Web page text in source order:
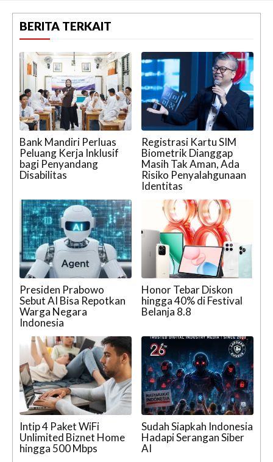
BERITA TERKAIT
Bank Mandiri Perluas
Peluang Kerja Inklusif
bagi Penyandang
Disabilitas
Registrasi Kartu SIM
Biometrik Dianggap
Masih Tak Aman, Ada
Risiko Penyalahgunaan
Identitas
Presiden Prabowo
Sebut AI Bisa Repotkan
Warga Negara
Indonesia
Honor Tebar Diskon
hingga 40% di Festival
Belanja 8.8
Intip 4 Paket WiFi
Unlimited Biznet Home
hingga 500 Mbps
Sudah Siapkah Indonesia
Hadapi Serangan Siber
AI